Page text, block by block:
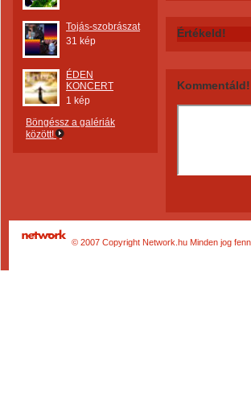
Tojás-szobrászat
31 kép
ÉDEN
KONCERT
1 kép
Böngéssz a galériák
között!
Értékeld!
Kommentáld!
© 2007 Copyright Network.hu Minden jog